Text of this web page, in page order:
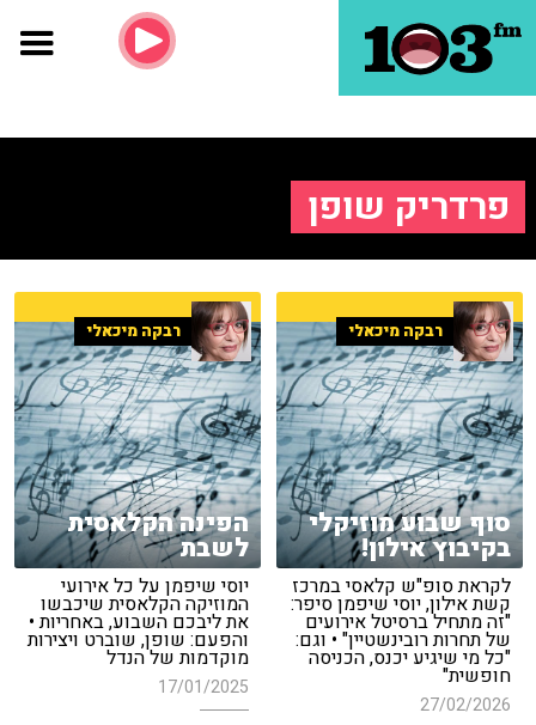
פרדריק שופן
רבקה מיכאלי
סוף שבוע מוזיקלי
בקיבוץ אילון!
לקראת סופ"ש קלאסי במרכז
קשת אילון, יוסי שיפמן סיפר:
"זה מתחיל ברסיטל אירועים
של תחרות רובינשטיין" • וגם:
"כל מי שיגיע יכנס, הכניסה
חופשית"
27/02/2026
רבקה מיכאלי
הפינה הקלאסית
לשבת
יוסי שיפמן על כל אירועי
המוזיקה הקלאסית שיכבשו
את ליבכם השבוע, באחריות •
והפעם: שופן, שוברט ויצירות
מוקדמות של הנדל
17/01/2025